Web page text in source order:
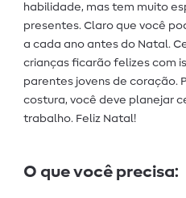
habilidade, mas tem muito
presentes. Claro que você
a cada ano antes do Natal.
crianças ficarão felizes com
parentes jovens de coração.
costura, você deve planejar
trabalho. Feliz Natal!
O que você precisa: